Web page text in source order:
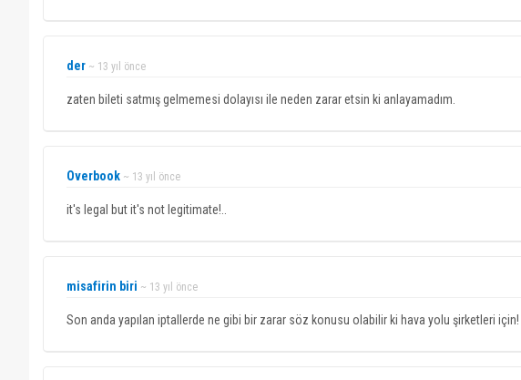
der ~ 13 yıl önce
zaten bileti satmış gelmemesi dolayısı ile neden zarar etsin ki anlayamadım.
Overbook ~ 13 yıl önce
it's legal but it's not legitimate!..
misafirin biri ~ 13 yıl önce
Son anda yapılan iptallerde ne gibi bir zarar söz konusu olabilir ki hava yolu şirketleri